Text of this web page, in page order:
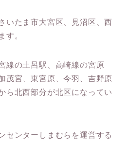
いたま市大宮区、見沼区、西
す。
線の土呂駅、高崎線の宮原
茂宮、東宮原、今羽、吉野原
ら北西部分が北区になってい
センターしまむらを運営する